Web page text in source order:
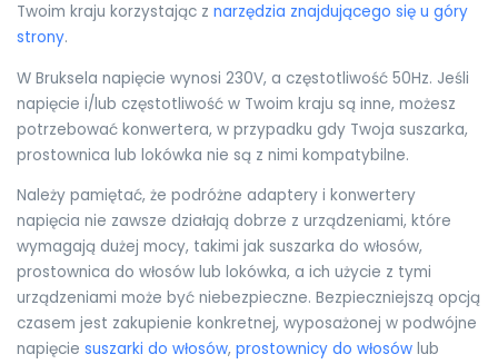
Twoim kraju korzystając z narzędzia znajdującego się u góry
strony.
W Bruksela napięcie wynosi 230V, a częstotliwość 50Hz. Jeśli
napięcie i/lub częstotliwość w Twoim kraju są inne, możesz
potrzebować konwertera, w przypadku gdy Twoja suszarka,
prostownica lub lokówka nie są z nimi kompatybilne.
Należy pamiętać, że podróżne adaptery i konwertery
napięcia nie zawsze działają dobrze z urządzeniami, które
wymagają dużej mocy, takimi jak suszarka do włosów,
prostownica do włosów lub lokówka, a ich użycie z tymi
urządzeniami może być niebezpieczne. Bezpieczniejszą opcją
czasem jest zakupienie konkretnej, wyposażonej w podwójne
napięcie suszarki do włosów, prostownicy do włosów lub